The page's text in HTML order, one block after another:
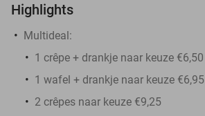
Highlights
Multideal:
1 crêpe + drankje naar keuze €6,50
1 wafel + drankje naar keuze €6,95
2 crêpes naar keuze €9,25